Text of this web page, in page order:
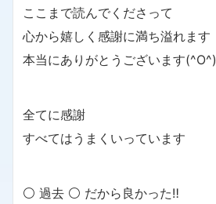
ここまで読んでくださって
心から嬉しく感謝に満ち溢れます
本当にありがとうございます(^O^)
全てに感謝
すべてはうまくいっています
⚪ 過去 ⚪ だから良かった‼️